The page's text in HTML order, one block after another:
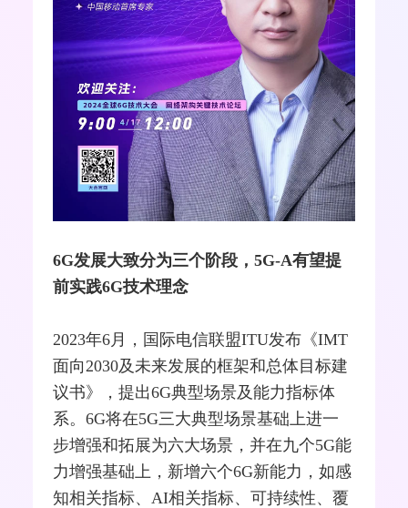
6G发展大致分为三个阶段，5G-A有望提
前实践6G技术理念
2023年6月，国际电信联盟ITU发布《IMT
面向2030及未来发展的框架和总体目标建
议书》，提出6G典型场景及能力指标体
系。6G将在5G三大典型场景基础上进一
步增强和拓展为六大场景，并在九个5G能
力增强基础上，新增六个6G新能力，如感
知相关指标、AI相关指标、可持续性、覆